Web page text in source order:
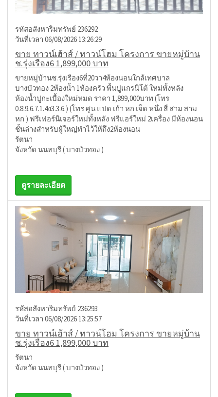
รหัสอสังหาริมทรัพย์ 236292
วันที่เวลา 06/08/2026 13:26:29
ขาย ทาวน์เฮ้าส์ / ทาวน์โฮม โครงการ ขายหมู่บ้าน
ช.รุ่งเรือง6 1,899,000 บาท
ขายหมู่บ้านช.รุ่งเรือง6ที่20วา4ห้องนอนใกล้เทศบาล
บางบัวทอง 2ห้องน้ำ 1ห้องครัว พื้นปูแกรนิโต้ ใหม่ทั้งหลัง
ห้องน้ำปูกะเบื้องใหม่หมด ราคา 1,899,000บาท (โทร
0.8.9.6.7.1.4ง3.3.6.) (โทร ศูน แปด เก้า หก เจ็ด หนึ่ง สี่ สาม สาม
หก ) ฟรีเฟอร์นิเจอร์ใหม่ทั้งหลัง ฟรีแอร์ใหม่ 2เครื่อง มีห้องนอน
ชั้นล่างสำหรับผู้ใหญ่ทำไว้ให้ถึง2ห้องนอน
รัตนา
จังหวัด นนทบุรี ( บางบัวทอง )
ดูรายละเอียด
รหัสอสังหาริมทรัพย์ 236293
วันที่เวลา 06/08/2026 13:25:57
ขาย ทาวน์เฮ้าส์ / ทาวน์โฮม โครงการ ขายหมู่บ้าน
ช.รุ่งเรือง6 1,899,000 บาท
รัตนา
จังหวัด นนทบุรี ( บางบัวทอง )